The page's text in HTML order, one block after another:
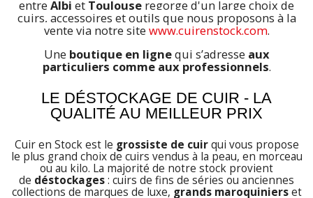
entre Albi et Toulouse regorge d'un large choix de
cuirs, accessoires et outils que nous proposons à la
vente via notre site www.cuirenstock.com.
Une boutique en lignequi s’adresse aux
particuliers comme aux professionnels.
LE DÉSTOCKAGE DE CUIR - LA
QUALITÉ AU MEILLEUR PRIX
Cuir en Stock est le grossiste de cuirqui vous propose
le plus grand choix de cuirs vendus à la peau, en morceau
ou au kilo. La majorité de notre stock provient
de déstockages: cuirs de fins de séries ou anciennes
collections de marques de luxe, grands maroquinierset